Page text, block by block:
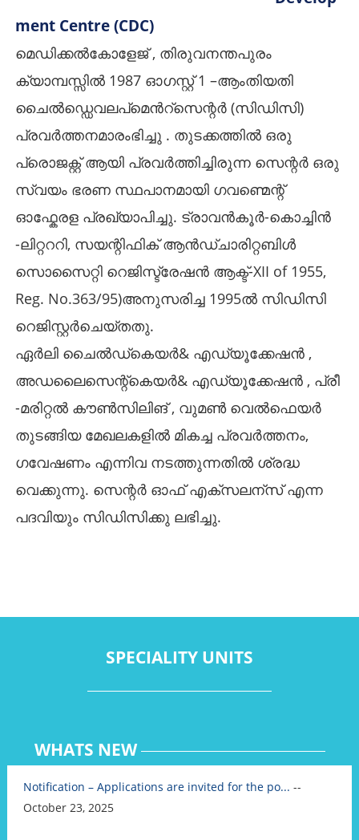
ment Centre (CDC)
മെഡിക്കൽകോളേജ് , തിരുവനന്തപുരം
ക്യാമ്പസ്സിൽ 1987 ഓഗസ്റ്റ് 1 –ആംതിയതി
ചൈൽഡ്ഡെവലപ്മെൻറ്സെന്റർ (സിഡിസി)
പ്രവർത്തനമാരംഭിച്ചു . തുടക്കത്തിൽ ഒരു
പ്രൊജക്റ്റ് ആയി പ്രവർത്തിച്ചിരുന്ന സെന്റർ ഒരു
സ്വയം ഭരണ സ്ഥപാനമായി ഗവണ്മെന്റ്
ഓഫ്കേരള പ്രഖ്യാപിച്ചു. ട്രാവൻകൂർ-കൊച്ചിൻ
-ലിറ്റററി, സയന്റിഫിക് ആൻഡ്ചാരിറ്റബിൾ
സൊസൈറ്റി റെജിസ്ട്രേഷൻ ആക്ട്-XII of 1955,
Reg. No.363/95)അനുസരിച്ച 1995ൽ സിഡിസി
റെജിസ്റ്റർചെയ്തതു.
ഏർലി ചൈൽഡ്കെയർ& എഡ്യൂക്കേഷൻ ,
അഡലൈസെന്റ്കെയർ& എഡ്യൂക്കേഷൻ , പ്രീ
-മരിറ്റൽ കൗൺസിലിങ് , വുമൺ വെൽഫെയർ
തുടങ്ങിയ മേഖലകളിൽ മികച്ച പ്രവർത്തനം,
ഗവേഷണം എന്നിവ നടത്തുന്നതിൽ ശ്രദ്ധ
വെക്കുന്നു. സെന്റർ ഓഫ് എക്സലന്സ് എന്ന
പദവിയും സിഡിസിക്കു ലഭിച്ചു.
SPECIALITY UNITS
WHATS NEW
Notification – Applications are invited for the po... --
October 23, 2025